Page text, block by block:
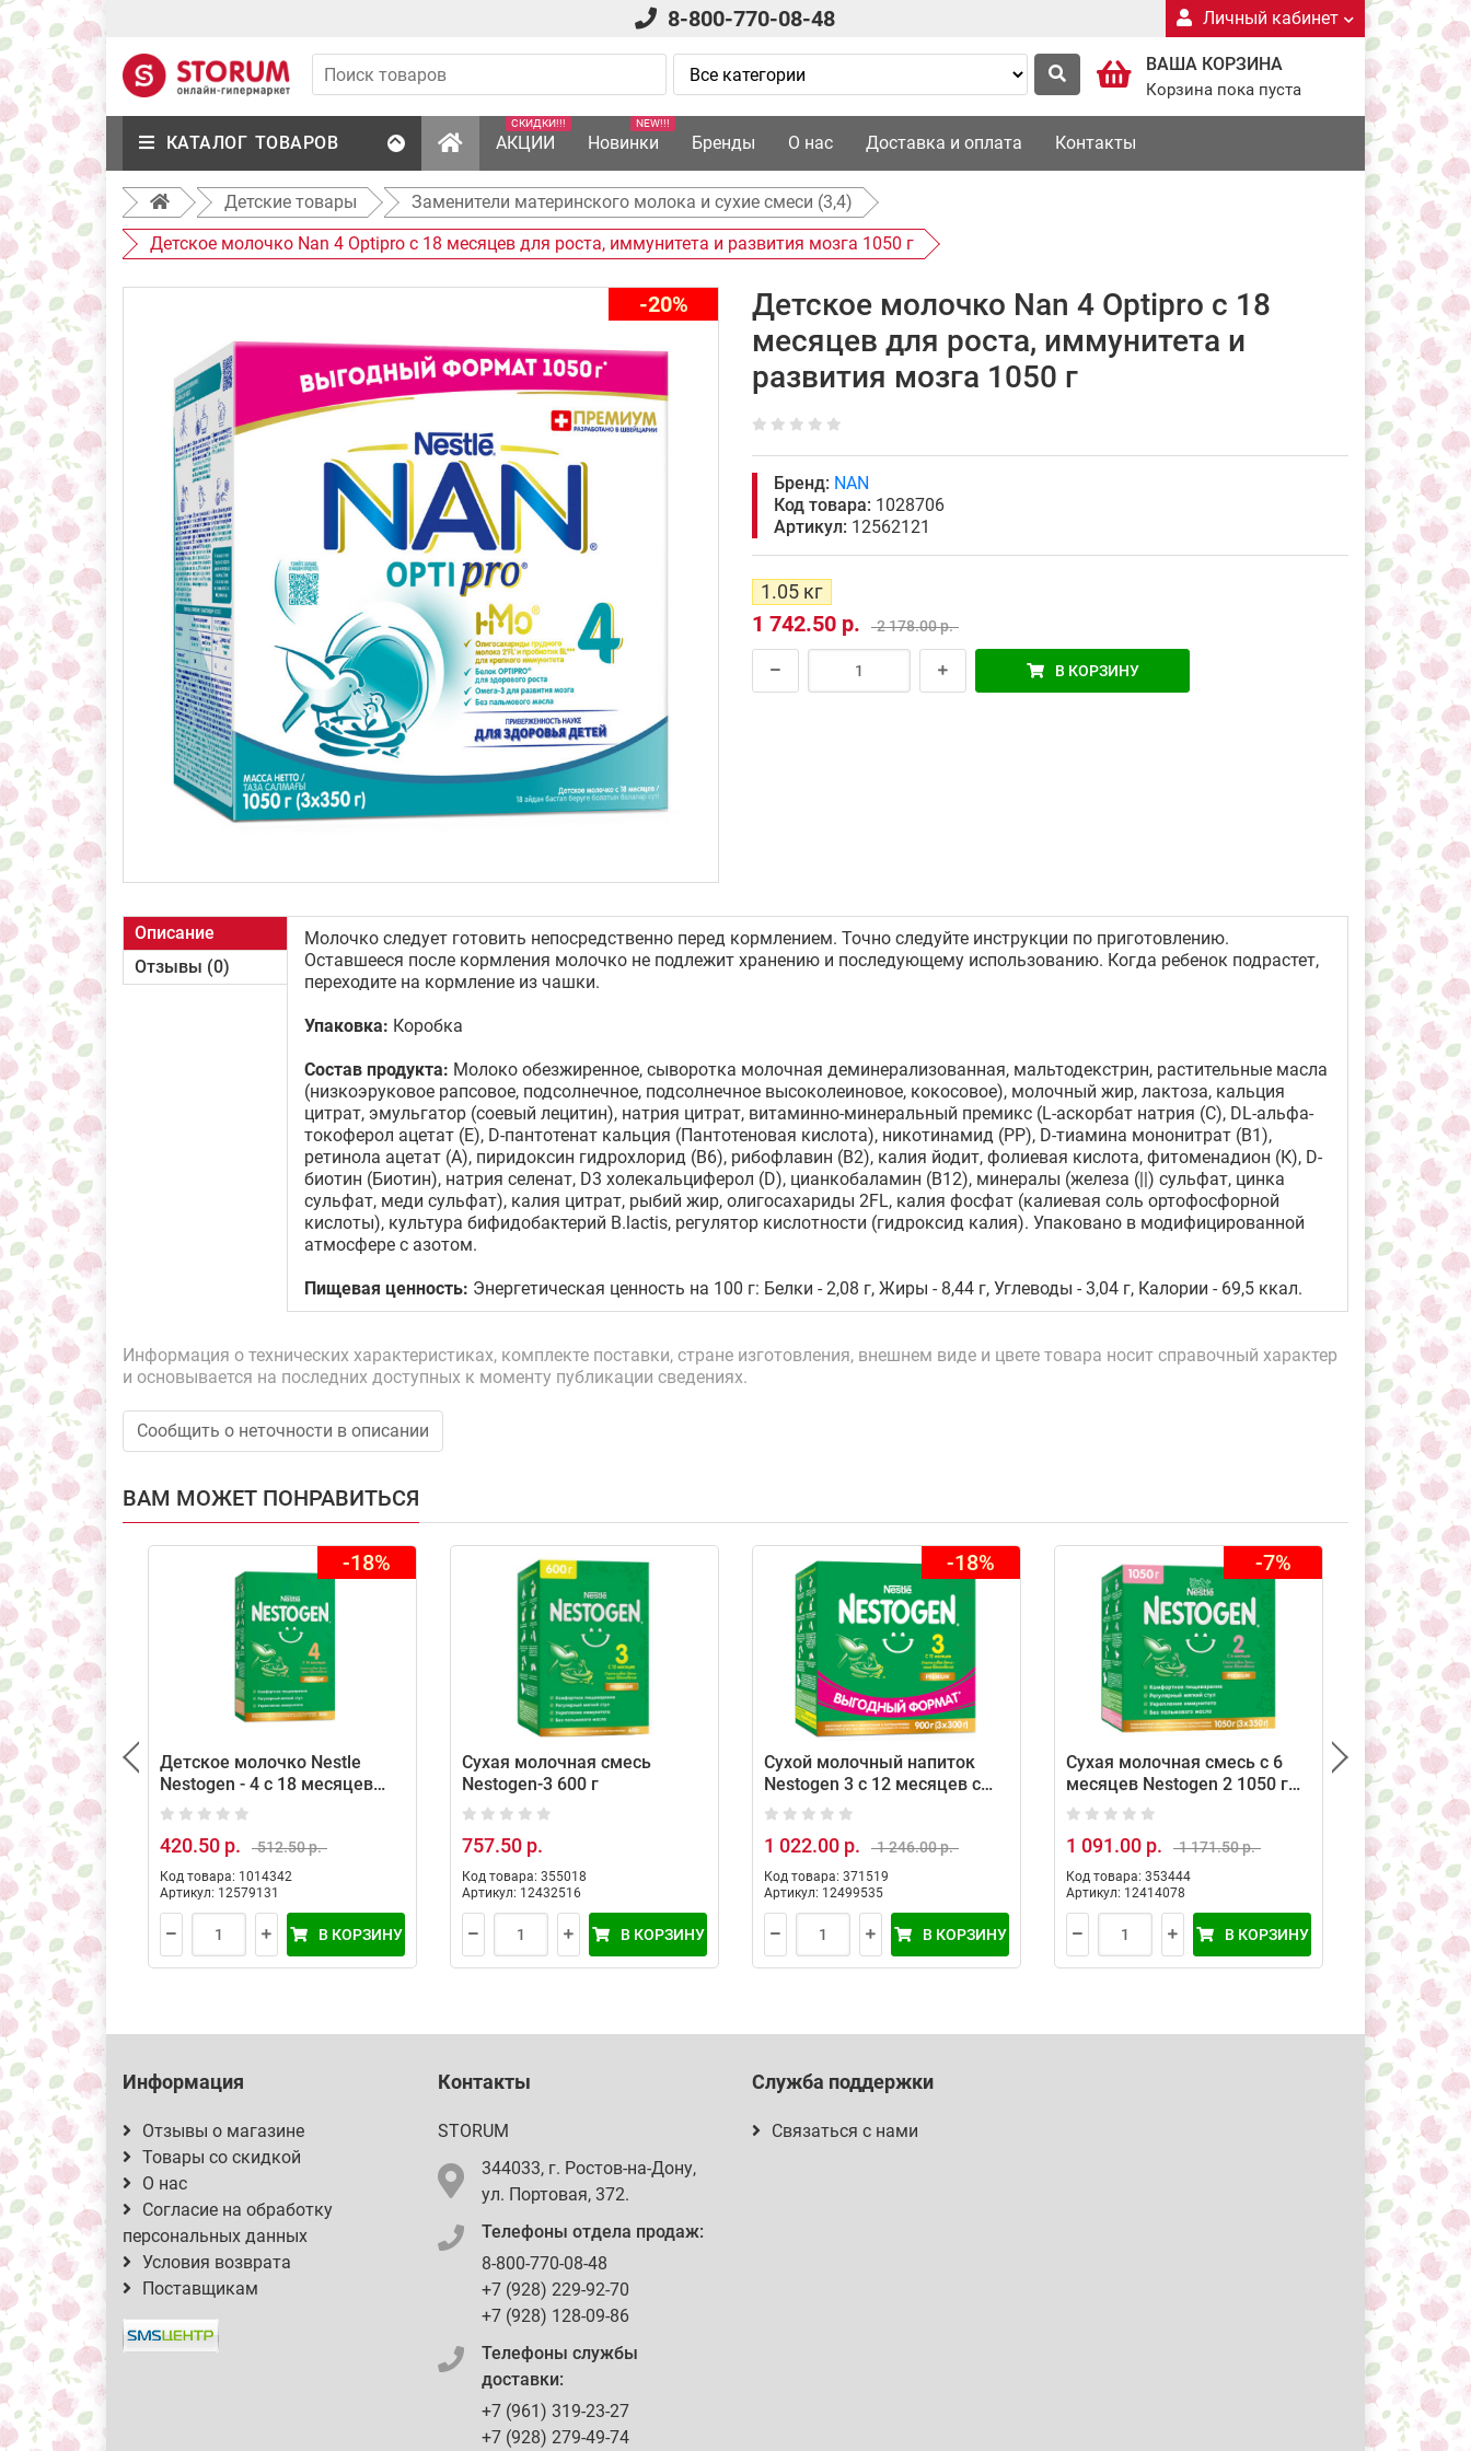
8-800-770-08-48 Личный кабинет
ВАША КОРЗИНА
Корзина пока пуста
КАТАЛОГ ТОВАРОВ АКЦИИ
СКИДКИ!!!
Новинки
NEW!!!
Бренды О нас Доставка и оплата Контакты
Детские товары
Заменители материнского молока и сухие смеси (3,4)
Детское молочко Nan 4 Optipro с 18 месяцев для роста, иммунитета и развития мозга 1050 г
-20%
Детское молочко Nan 4 Optipro с 18
месяцев для роста, иммунитета и
развития мозга 1050 г
Бренд: NAN
Код товара: 1028706
Артикул: 12562121
1.05 кг
1 742.50 р. 2 178.00 р.
В КОРЗИНУ
Описание
Отзывы (0)
Молочко следует готовить непосредственно перед кормлением. Точно следуйте инструкции по приготовлению.
Оставшееся после кормления молочко не подлежит хранению и последующему использованию. Когда ребенок подрастет,
переходите на кормление из чашки.
Упаковка: Коробка
Состав продукта: Молоко обезжиренное, сыворотка молочная деминерализованная, мальтодекстрин, растительные масла
(низкоэруковое рапсовое, подсолнечное, подсолнечное высоколеиновое, кокосовое), молочный жир, лактоза, кальция
цитрат, эмульгатор (соевый лецитин), натрия цитрат, витаминно-минеральный премикс (L-аскорбат натрия (С), DL-альфа-
токоферол ацетат (Е), D-пантотенат кальция (Пантотеновая кислота), никотинамид (РР), D-тиамина мононитрат (В1),
ретинола ацетат (А), пиридоксин гидрохлорид (В6), рибофлавин (В2), калия йодит, фолиевая кислота, фитоменадион (К), D-
биотин (Биотин), натрия селенат, D3 холекальциферол (D), цианкобаламин (В12), минералы (железа (||) сульфат, цинка
сульфат, меди сульфат), калия цитрат, рыбий жир, олигосахариды 2FL, калия фосфат (калиевая соль ортофосфорной
кислоты), культура бифидобактерий B.lactis, регулятор кислотности (гидроксид калия). Упаковано в модифицированной
атмосфере с азотом.
Пищевая ценность: Энергетическая ценность на 100 г: Белки - 2,08 г, Жиры - 8,44 г, Углеводы - 3,04 г, Калории - 69,5 ккал.
Информация о технических характеристиках, комплекте поставки, стране изготовления, внешнем виде и цвете товара носит справочный характер
и основывается на последних доступных к моменту публикации сведениях.
Сообщить о неточности в описании
ВАМ МОЖЕТ ПОНРАВИТЬСЯ
-18%
Детское молочко Nestle
Nestogen - 4 с 18 месяцев
300 г
420.50 р. 512.50 р.
Код товара: 1014342
Артикул: 12579131
В КОРЗИНУ
Сухая молочная смесь
Nestogen-3 600 г
757.50 р.
Код товара: 355018
Артикул: 12432516
В КОРЗИНУ
-18%
Сухой молочный напиток
Nestogen 3 с 12 месяцев с
пребиотиками и
1 022.00 р. 1 246.00 р.
Код товара: 371519
Артикул: 12499535
В КОРЗИНУ
-7%
Сухая молочная смесь с 6
месяцев Nestogen 2 1050 г
Nestle
1 091.00 р. 1 171.50 р.
Код товара: 353444
Артикул: 12414078
В КОРЗИНУ
Сухая
NAN 3,
1 014.00 р.
Код товара:
Артикул:
Информация
Отзывы о магазине
Товары со скидкой
О нас
Согласие на обработку
персональных данных
Условия возврата
Поставщикам
Контакты
STORUM
344033, г. Ростов-на-Дону,
ул. Портовая, 372.
Телефоны отдела продаж:
8-800-770-08-48
+7 (928) 229-92-70
+7 (928) 128-09-86
Телефоны службы
доставки:
+7 (961) 319-23-27
+7 (928) 279-49-74
Служба поддержки
Связаться с нами